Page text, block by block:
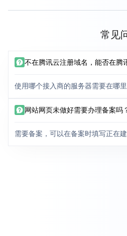
常见
不在腾讯云注册域名，能否在腾
使用哪个接入商的服务器需要在哪
网站网页未做好需要办理备案吗
需要备案，可以在备案时填写正在